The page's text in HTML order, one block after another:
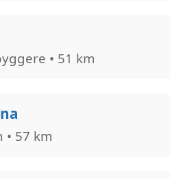
• 51 km
• 57 km